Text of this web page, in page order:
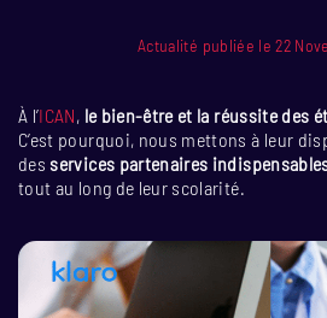
Actualité publiée le 22
À l’ICAN, le bien-être et la réussite des
C’est pourquoi, nous mettons à leur
des services partenaires
tout au long de leur scolarité.